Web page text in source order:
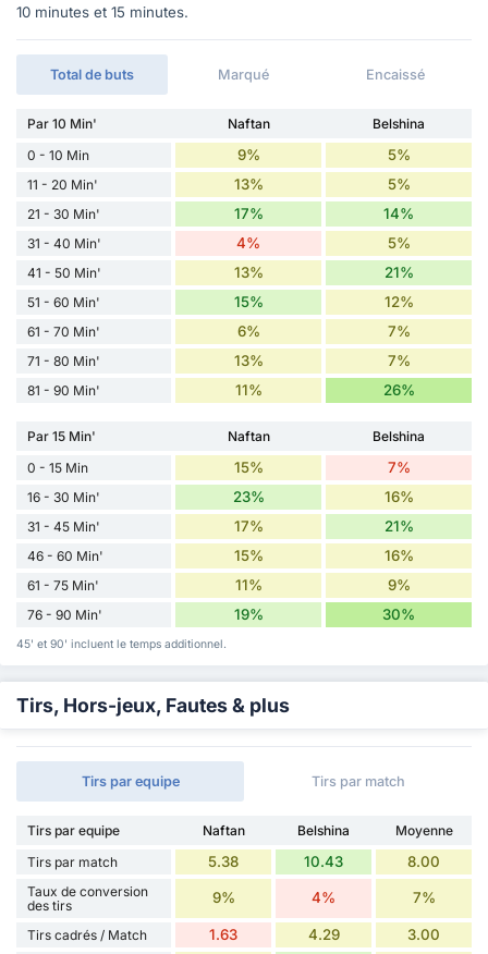
10 minutes et 15 minutes.
Total de buts Marqué Encaissé
Par 10 Min' Naftan
Belshina
0 - 10 Min
9% 5%
11 - 20 Min' 13% 5%
21 - 30 Min' 17% 14%
31 - 40 Min' 4% 5%
41 - 50 Min' 13% 21%
51 - 60 Min' 15% 12%
61 - 70 Min' 6% 7%
71 - 80 Min' 13% 7%
81 - 90 Min' 11% 26%
Par 15 Min' Naftan
Belshina
0 - 15 Min
15% 7%
16 - 30 Min' 23% 16%
31 - 45 Min' 17% 21%
46 - 60 Min' 15% 16%
61 - 75 Min' 11% 9%
76 - 90 Min' 19% 30%
45' et 90' incluent le temps additionnel.
Tirs, Hors-jeux, Fautes & plus
Tirs par equipe Tirs par match
Tirs par equipe Naftan Belshina
Moyenne
Tirs par match
5.38 10.43 8.00
Taux de conversion
des tirs
9% 4% 7%
Tirs cadrés / Match 1.63 4.29 3.00